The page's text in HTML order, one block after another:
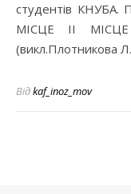
студентів КНУБА.
МІСЦЕ ІІ МІСЦЕ
(викл.Плотникова
Відkaf_inoz_mov